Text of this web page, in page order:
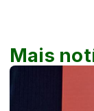
Mais